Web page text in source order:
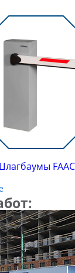
FAAC